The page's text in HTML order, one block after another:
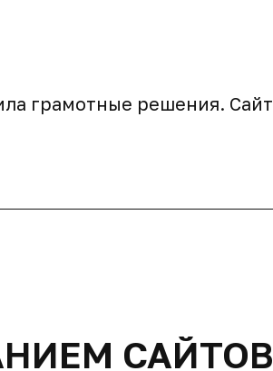
грамотные решения. Сайт
САЙТОВ